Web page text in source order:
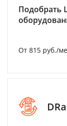
Подобрать
От 815 руб./